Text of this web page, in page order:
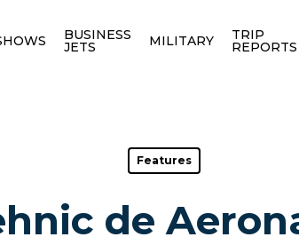
BUSINESS
JETS MILITARY TRIP
REPORTS
Features
de